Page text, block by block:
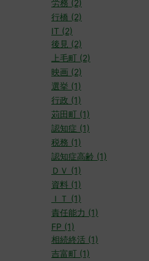
労務 (2)
行橋 (2)
IT (2)
後見 (2)
上毛町 (2)
映画 (2)
選挙 (1)
行政 (1)
苅田町 (1)
認知症 (1)
税務 (1)
認知症高齢 (1)
ＤＶ (1)
資料 (1)
ＩＴ (1)
責任能力 (1)
FP (1)
相続終活 (1)
吉富町 (1)